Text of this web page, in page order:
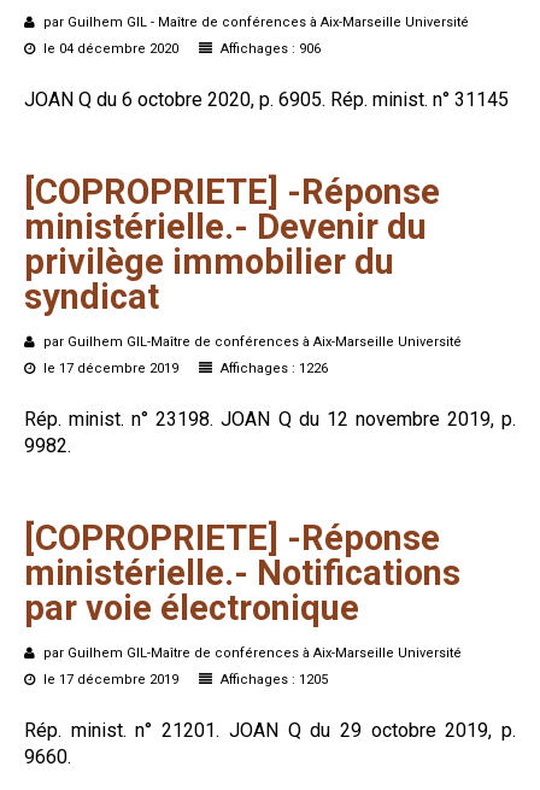
par Guilhem GIL - Maître de conférences à Aix-Marseille Université
le 04 décembre 2020
Affichages : 906
JOAN Q du 6 octobre 2020, p. 6905. Rép. minist. n° 31145
[COPROPRIETE] -Réponse
ministérielle.- Devenir du
privilège immobilier du
syndicat
par Guilhem GIL-Maître de conférences à Aix-Marseille Université
le 17 décembre 2019
Affichages : 1226
Rép. minist. n° 23198.JOAN Q du 12 novembre 2019, p.
9982.
[COPROPRIETE] -Réponse
ministérielle.- Notifications
par voie électronique
par Guilhem GIL-Maître de conférences à Aix-Marseille Université
le 17 décembre 2019
Affichages : 1205
Rép. minist. n° 21201. JOAN Q du 29 octobre 2019, p.
9660.